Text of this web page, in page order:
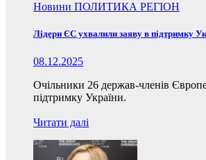
Новини ПОЛИТИКА РЕГІОН
Лідери ЄС ухвалили заяву в підтримку
08.12.2025
Очільники 26 держав-членів
підтримку України.
Читати далі